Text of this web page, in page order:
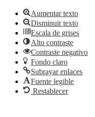
Aumentar texto
Disminuir texto
Escala de grises
Alto contraste
Contraste negativo
Fondo claro
Subrayar enlaces
Fuente legible
Restablecer